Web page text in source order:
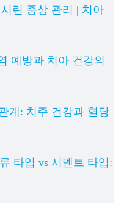
린 증상 관리 | 치아
예방과 치아 건강의
계: 치주 건강과 혈당
타입 vs 시멘트 타입: